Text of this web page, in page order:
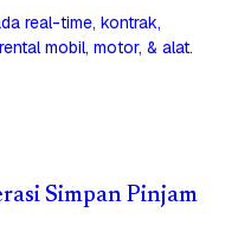
real-time, kontrak,
mobil, motor, & alat.
Simpan Pinjam